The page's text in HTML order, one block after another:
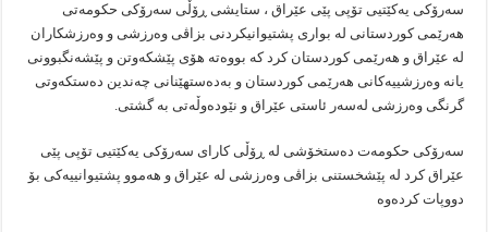
سەرۆکی یەکێتیی تۆپی پێی عێراق ، ستایشی ڕۆڵی سەرۆکی حکومەتی
هەرێمی کوردستانی لە بواری پشتیوانیکردنی بزاڤی وەرزشی و وەرزشکاران
لە عێراق و هەرێمی کوردستان کرد کە بووەتە هۆی پێشکەوتن و پێشەنگبوونی
یانە وەرزشییەکانی هەرێمی کوردستان و بەدەستهێنانی چەندین دەستکەوتی
گرنگی وەرزشی لەسەر ئاستی عێراق و نێودەوڵەتی بە گشتی.
سەرۆکی حکومەت دەستخۆشی لە ڕۆڵی کارای سەرۆکی یەکێتیی تۆپی پێی
عێراق کرد لە پێشخستنی بزاڤی وەرزشی لە عێراق و هەموو پشتیوانییەکی بۆ
دووپات کردەوە